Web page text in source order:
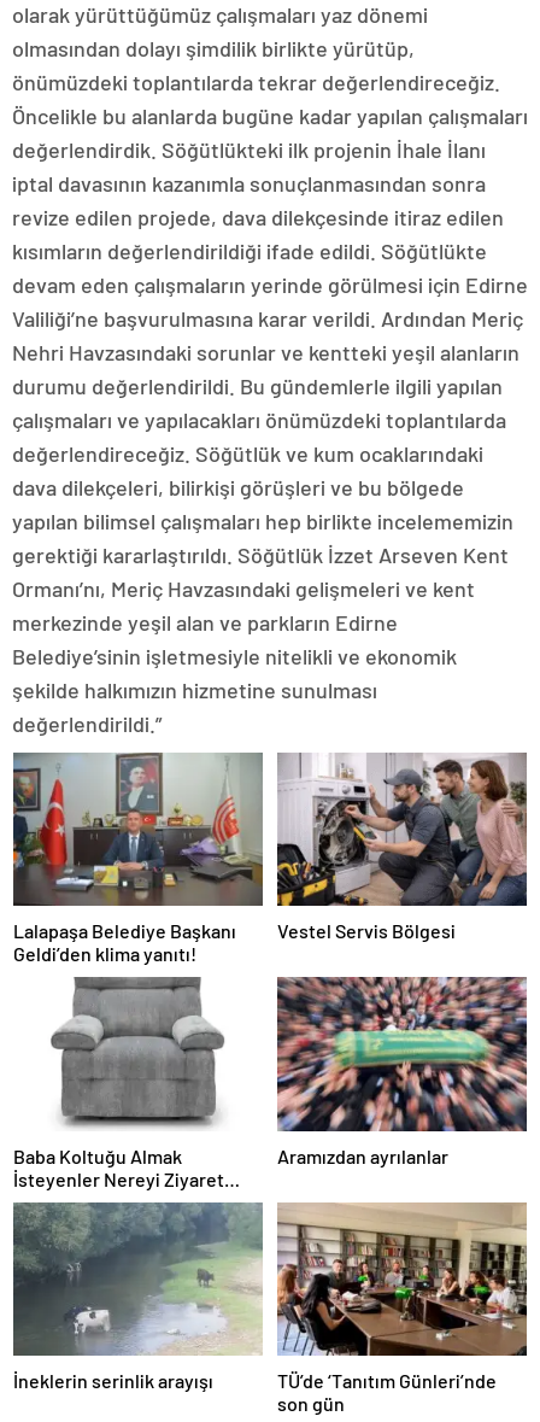
olarak yürüttüğümüz çalışmaları yaz dönemi
olmasından dolayı şimdilik birlikte yürütüp,
önümüzdeki toplantılarda tekrar değerlendireceğiz.
Öncelikle bu alanlarda bugüne kadar yapılan çalışmaları
değerlendirdik. Söğütlükteki ilk projenin İhale İlanı
iptal davasının kazanımla sonuçlanmasından sonra
revize edilen projede, dava dilekçesinde itiraz edilen
kısımların değerlendirildiği ifade edildi. Söğütlükte
devam eden çalışmaların yerinde görülmesi için Edirne
Valiliği’ne başvurulmasına karar verildi. Ardından Meriç
Nehri Havzasındaki sorunlar ve kentteki yeşil alanların
durumu değerlendirildi. Bu gündemlerle ilgili yapılan
çalışmaları ve yapılacakları önümüzdeki toplantılarda
değerlendireceğiz. Söğütlük ve kum ocaklarındaki
dava dilekçeleri, bilirkişi görüşleri ve bu bölgede
yapılan bilimsel çalışmaları hep birlikte incelememizin
gerektiği kararlaştırıldı. Söğütlük İzzet Arseven Kent
Ormanı’nı, Meriç Havzasındaki gelişmeleri ve kent
merkezinde yeşil alan ve parkların Edirne
Belediye’sinin işletmesiyle nitelikli ve ekonomik
şekilde halkımızın hizmetine sunulması
değerlendirildi.”
Lalapaşa Belediye Başkanı
Geldi’den klima yanıtı!
Vestel Servis Bölgesi
Baba Koltuğu Almak
İsteyenler Nereyi Ziyaret
Edebilir?
Aramızdan ayrılanlar
İneklerin serinlik arayışı
TÜ’de ‘Tanıtım Günleri’nde
son gün